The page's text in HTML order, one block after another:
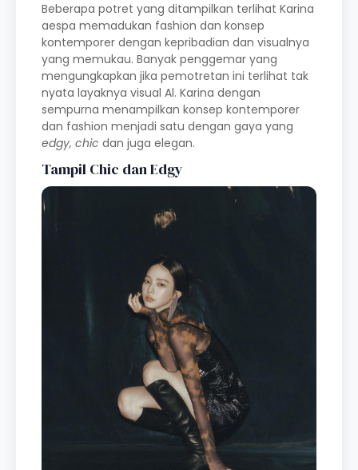
Beberapa potret yang ditampilkan terlihat Karina
aespa memadukan fashion dan konsep
kontemporer dengan kepribadian dan visualnya
yang memukau. Banyak penggemar yang
mengungkapkan jika pemotretan ini terlihat tak
nyata layaknya visual Al. Karina dengan
sempurna menampilkan konsep kontemporer
dan fashion menjadi satu dengan gaya yang
edgy, chic dan juga elegan.
Tampil Chic dan Edgy